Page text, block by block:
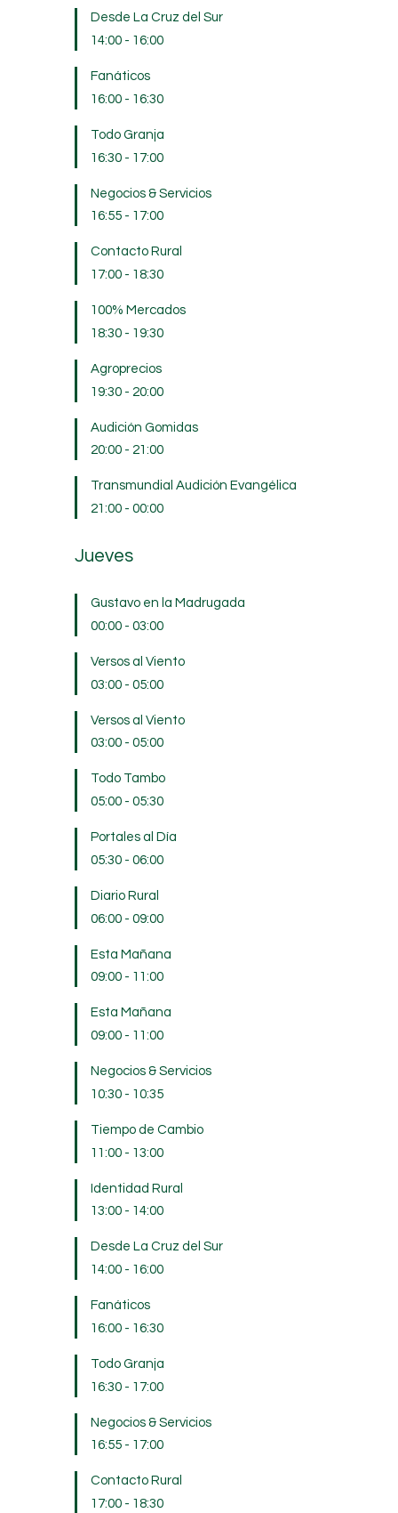
Desde La Cruz del Sur
14:00 - 16:00
Fanáticos
16:00 - 16:30
Todo Granja
16:30 - 17:00
Negocios & Servicios
16:55 - 17:00
Contacto Rural
17:00 - 18:30
100% Mercados
18:30 - 19:30
Agroprecios
19:30 - 20:00
Audición Gomidas
20:00 - 21:00
Transmundial Audición Evangélica
21:00 - 00:00
Jueves
Gustavo en la Madrugada
00:00 - 03:00
Versos al Viento
03:00 - 05:00
Versos al Viento
03:00 - 05:00
Todo Tambo
05:00 - 05:30
Portales al Día
05:30 - 06:00
Diario Rural
06:00 - 09:00
Esta Mañana
09:00 - 11:00
Esta Mañana
09:00 - 11:00
Negocios & Servicios
10:30 - 10:35
Tiempo de Cambio
11:00 - 13:00
Identidad Rural
13:00 - 14:00
Desde La Cruz del Sur
14:00 - 16:00
Fanáticos
16:00 - 16:30
Todo Granja
16:30 - 17:00
Negocios & Servicios
16:55 - 17:00
Contacto Rural
17:00 - 18:30